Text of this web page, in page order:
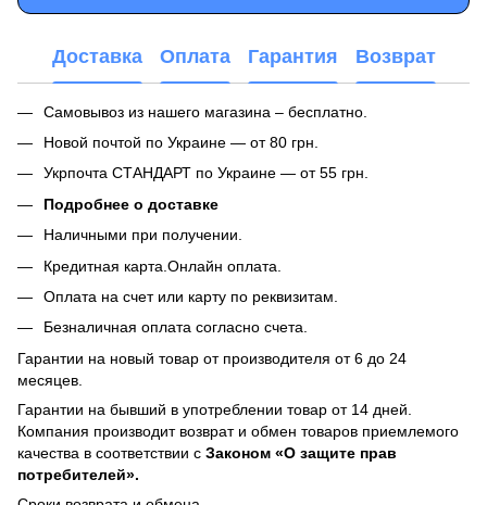
Доставка Оплата Гарантия Возврат
Самовывоз из нашего магазина – бесплатно.
Новой почтой по Украине — от 80 грн.
Укрпочта СТАНДАРТ по Украине — от 55 грн.
Подробнее о доставке
Наличными при получении.
Кредитная карта.Онлайн оплата.
Оплата на счет или карту по реквизитам.
Безналичная оплата согласно счета.
Гарантии на новый товар от производителя от 6 до 24
месяцев.
Гарантии на бывший в употреблении товар от 14 дней.
Компания производит возврат и обмен товаров приемлемого
качества в соответствии с Законом «О защите прав
потребителей».